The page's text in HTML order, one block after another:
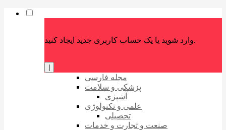
وارد شوید یا یک حساب کاربری جدید ایجاد کنید.
مجله فارسی
پزشکی و سلامت
آشپزی
علمی و تکنولوژی
تحصیلی
صنعت و تجارت و خدمات